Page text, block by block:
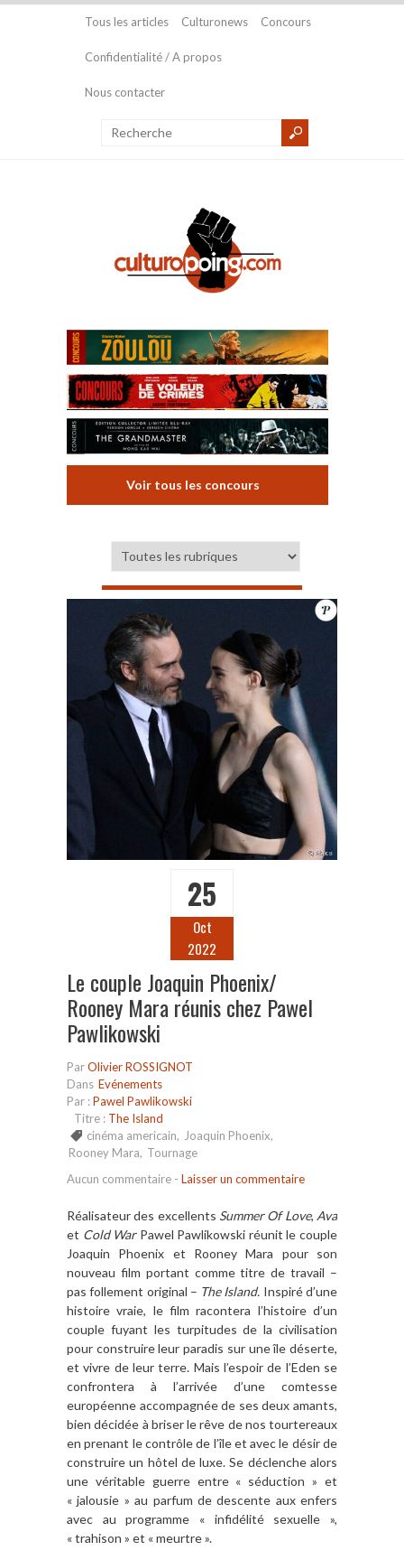
Tous les articles Culturonews Concours
Confidentialité / A propos
Nous contacter
Voir tous les concours
25
Oct
2022
Le couple Joaquin Phoenix/
Rooney Mara réunis chez Pawel
Pawlikowski
ParOlivier ROSSIGNOT
Dans Evénements
Par :Pawel Pawlikowski
Titre : The Island
cinéma americain, Joaquin Phoenix,
Rooney Mara, Tournage
Aucun commentaire - Laisser un commentaire
Réalisateur des excellents Summer Of Love, Ava
et Cold WarPawel Pawlikowski réunit le couple
Joaquin Phoenix et Rooney Mara pour son
nouveau film portant comme titre de travail –
pas follement original – The Island. Inspiré d’une
histoire vraie, le film racontera l’histoire d’un
couple fuyant les turpitudes de la civilisation
pour construire leur paradis sur une île déserte,
et vivre de leur terre. Mais l’espoir de l’Eden se
confrontera à l’arrivée d’une comtesse
européenne accompagnée de ses deux amants,
bien décidée à briser le rêve de nos tourtereaux
en prenant le contrôle de l’île et avec le désir de
construire un hôtel de luxe. Se déclenche alors
une véritable guerre entre « séduction » et
« jalousie » au parfum de descente aux enfers
avec au programme « infidélité sexuelle »,
« trahison » et « meurtre ».